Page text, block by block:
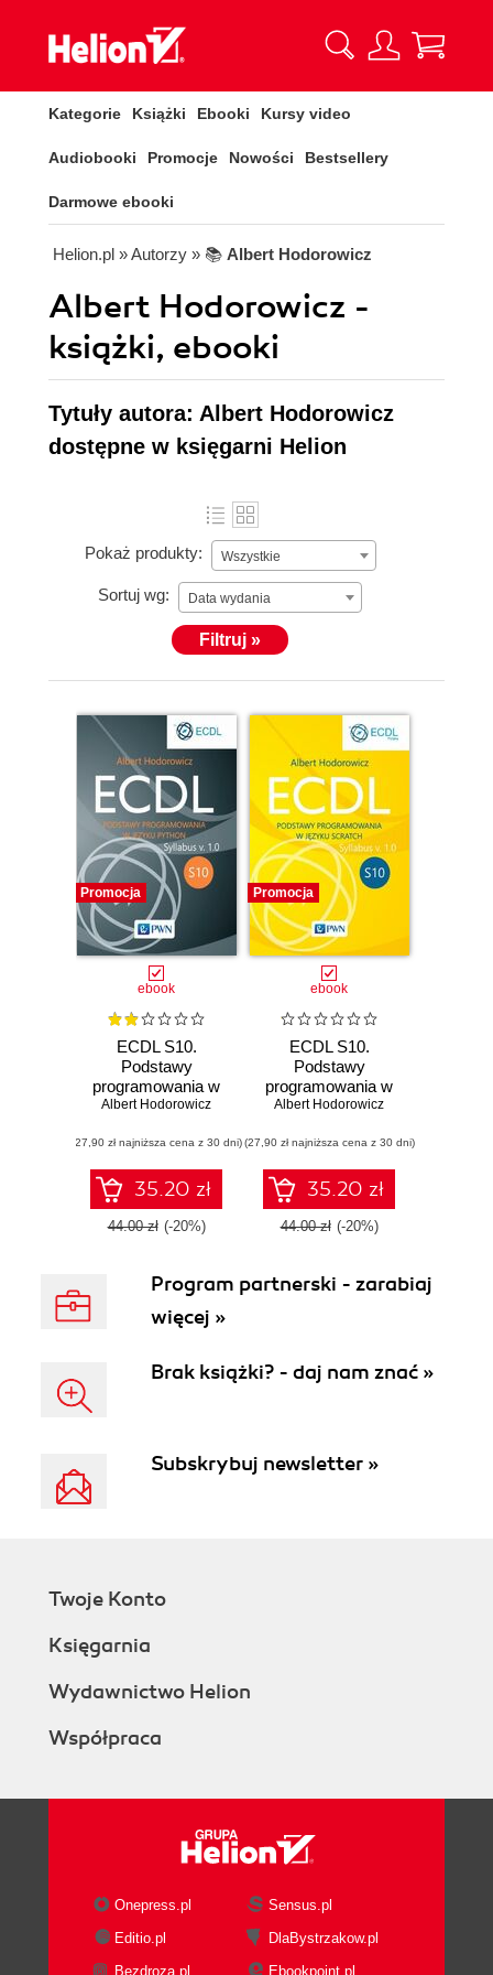
Kategorie Książki Ebooki Kursy video
Audiobooki Promocje Nowości Bestsellery
Darmowe ebooki
Helion.pl » Autorzy » 📚 Albert Hodorowicz
Albert Hodorowicz -
książki, ebooki
Tytuły autora: Albert Hodorowicz
dostępne w księgarni Helion
Pokaż produkty: Wszystkie
Sortuj wg: Data wydania
Filtruj »
Promocja
ebook
ECDL S10.
Podstawy
programowania w
języku Python
Albert Hodorowicz
(27,90 zł najniższa cena z 30 dni)
35.20 zł
44.00 zł (-20%)
Promocja
ebook
ECDL S10.
Podstawy
programowania w
języku Scratch
Albert Hodorowicz
(27,90 zł najniższa cena z 30 dni)
35.20 zł
44.00 zł (-20%)
Program partnerski - zarabiaj
więcej »
Brak książki? - daj nam znać »
Subskrybuj newsletter »
Twoje Konto
Księgarnia
Wydawnictwo Helion
Współpraca
Onepress.pl
Sensus.pl
Editio.pl
DlaBystrzakow.pl
Bezdroza.pl
Ebookpoint.pl